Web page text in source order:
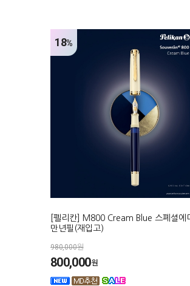
18%
[펠리칸] M800 Cream Blue 스폐셜에
만년필(재입고)
980,000원
800,000원